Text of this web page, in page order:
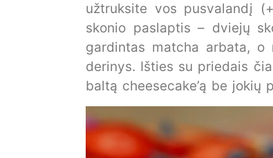
užtruksite vos pusvalandį
skonio paslaptis – dviejų
gardintas matcha arbata,
derinys. Išties su priedais
baltą cheesecake’ą be